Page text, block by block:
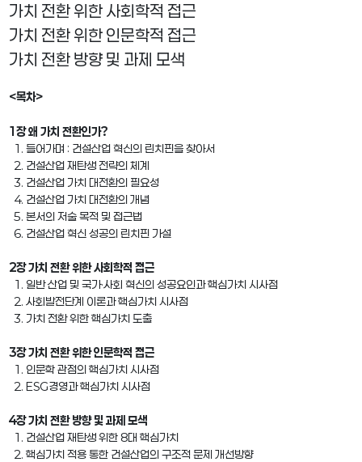
가치 전환 위한 사회학적 접근
가치 전환 위한 인문학적 접근
가치 전환 방향 및 과제 모색
<목차>
1장 왜 가치 전환인가?
1. 들어가며 : 건설산업 혁신의 린치핀을 찾아서
2. 건설산업 재탄생 전략의 체계
3. 건설산업 가치 대전환의 필요성
4. 건설산업 가치 대전환의 개념
5. 본서의 저술 목적 및 접근법
6. 건설산업 혁신 성공의 린치핀 가설
2장 가치 전환 위한 사회학적 접근
1. 일반 산업 및 국가·사회 혁신의 성공요인과 핵심가치 시사점
2. 사회발전단계 이론과 핵심가치 시사점
3. 가치 전환 위한 핵심가치 도출
3장 가치 전환 위한 인문학적 접근
1. 인문학 관점의 핵심가치 시사점
2. ESG경영과 핵심가치 시사점
4장 가치 전환 방향 및 과제 모색
1. 건설산업 재탄생 위한 8대 핵심가치
2. 핵심가치 적용 통한 건설산업의 구조적 문제 개선방향